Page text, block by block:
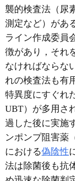
襲的検査法（尿
測定など）があ
ライン作成委員
徴があり，それ
なければならな
れの検査法も有
特異度にすぐれ
UBT）が多用さ
過した後に実施
ンポンプ阻害薬
における偽陰性
法は除菌後も抗